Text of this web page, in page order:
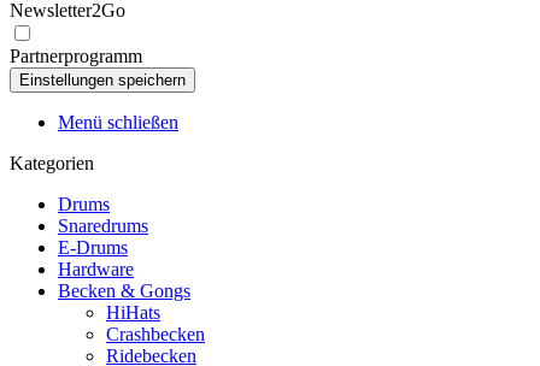
Newsletter2Go
Partnerprogramm
Menü schließen
Kategorien
Drums
Snaredrums
E-Drums
Hardware
Becken & Gongs
HiHats
Crashbecken
Ridebecken